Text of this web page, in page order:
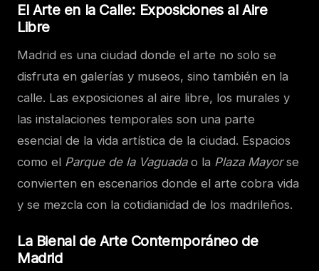
El Arte en la Calle: Exposiciones al Aire
Libre
Madrid es una ciudad donde el arte no solo se
disfruta en galerías y museos, sino también en la
calle. Las exposiciones al aire libre, los murales y
las instalaciones temporales son una parte
esencial de la vida artística de la ciudad. Espacios
como el Parque de la Vaguadao la Plaza Mayorse
convierten en escenarios donde el arte cobra vida
y se mezcla con la cotidianidad de los madrileños.
La Bienal de Arte Contemporáneo de
Madrid